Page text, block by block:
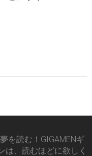
を読む！GIGAMENギ
は、読むほどに欲しく